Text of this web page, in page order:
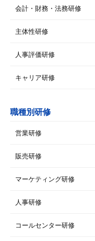
会計・財務・法務研修
主体性研修
人事評価研修
キャリア研修
職種別研修
営業研修
販売研修
マーケティング研修
人事研修
コールセンター研修